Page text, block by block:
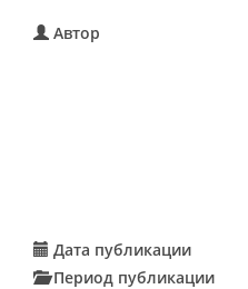
Автор
Дата публикации
Период публикации